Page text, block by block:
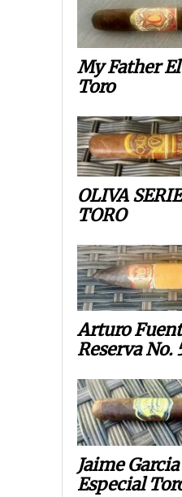
My Father
Toro
OLIVA
TORO
Arturo
Reserva No.
Jaime
Especial